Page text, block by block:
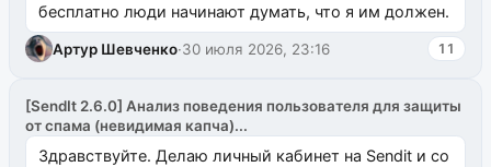
бесплатно люди начинают думать, что я им должен.
Артур Шевченко·30 июля 2026, 23:16 11
[SendIt 2.6.0] Анализ поведения пользователя для защиты
от спама (невидимая капча)...
Здравствуйте. Делаю личный кабинет на Sendit и со